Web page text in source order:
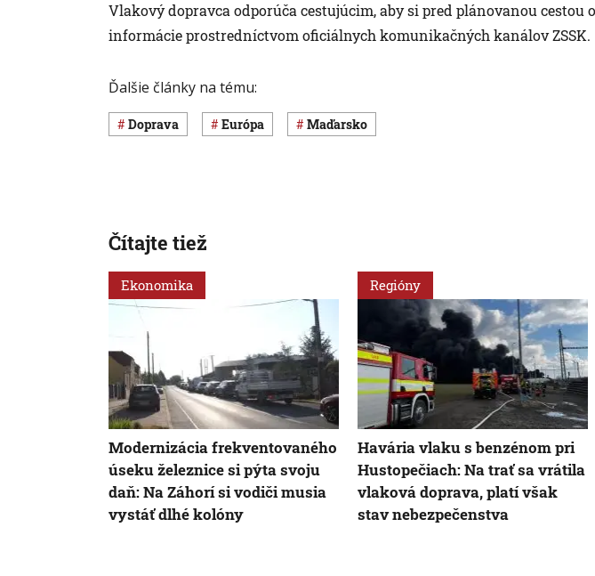
Vlakový dopravca odporúča cestujúcim, aby si pred plánovanou cestou
informácie prostredníctvom oficiálnych komunikačných kanálov ZSSK.
Ďalšie články na tému:
Doprava Európa Maďarsko
Čítajte tiež
Ekonomika
Modernizácia frekventovaného
úseku železnice si pýta svoju
daň: Na Záhorí si vodiči musia
vystáť dlhé kolóny
Regióny
Havária vlaku s benzénom pri
Hustopečiach: Na trať sa vrátila
vlaková doprava, platí však
stav nebezpečenstva